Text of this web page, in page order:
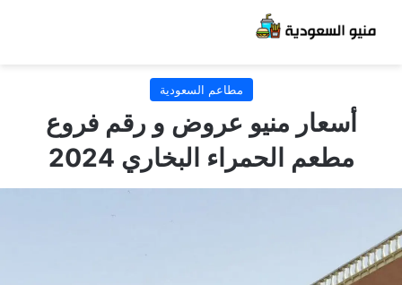
مطاعم السعودية
أسعار منيو عروض و رقم فروع
مطعم الحمراء البخاري 2024